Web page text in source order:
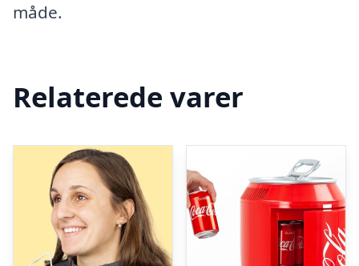
måde.
Relaterede varer